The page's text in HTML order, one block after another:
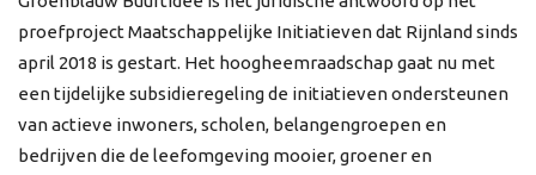
proefproject Maatschappelijke Initiatieven dat Rijnland sinds
april 2018 is gestart. Het hoogheemraadschap gaat nu met
een tijdelijke subsidieregeling de initiatieven ondersteunen
van actieve inwoners, scholen, belangengroepen en
bedrijven die de leefomgeving mooier, groener en